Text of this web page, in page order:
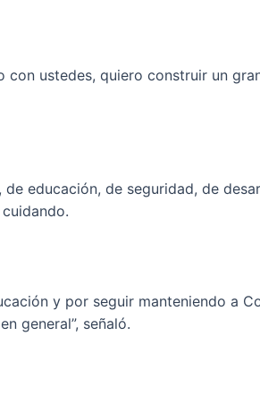
con ustedes, quiero construir un
educación, de seguridad, de
y por seguir manteniendo a
general”, señaló.